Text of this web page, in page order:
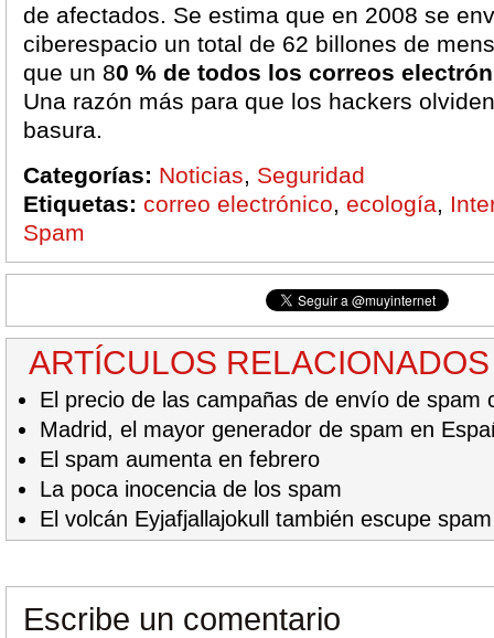
de afectados. Se estima que en 2008 se
ciberespacio un total de 62 billones de
que un 80 % de todos los correos
Una razón más para que los hackers
basura.
Categorías: Noticias, Seguridad
Etiquetas: correo electrónico, ecología,
Spam
ARTÍCULOS RELACIONADOS
El precio de las campañas de envío de spam
Madrid, el mayor generador de spam en
El spam aumenta en febrero
La poca inocencia de los spam
El volcán Eyjafjallajokull también escupe spam
Escribe un comentario